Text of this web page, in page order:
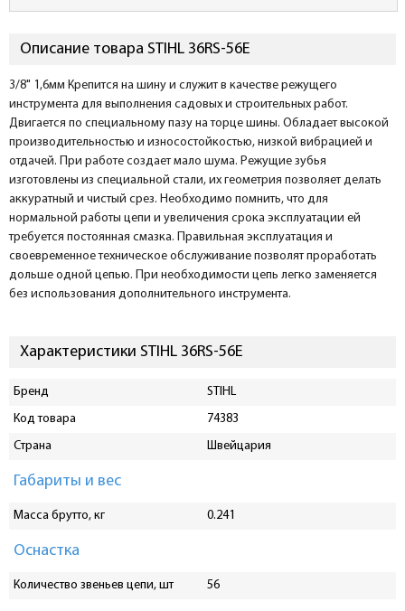
Описание товара STIHL 36RS-56E
3/8" 1,6мм Крепится на шину и служит в качестве режущего
инструмента для выполнения садовых и строительных работ.
Двигается по специальному пазу на торце шины. Обладает высокой
производительностью и износостойкостью, низкой вибрацией и
отдачей. При работе создает мало шума. Режущие зубья
изготовлены из специальной стали, их геометрия позволяет делать
аккуратный и чистый срез. Необходимо помнить, что для
нормальной работы цепи и увеличения срока эксплуатации ей
требуется постоянная смазка. Правильная эксплуатация и
своевременное техническое обслуживание позволят проработать
дольше одной цепью. При необходимости цепь легко заменяется
без использования дополнительного инструмента.
Характеристики STIHL 36RS-56E
Бренд
STIHL
Код товара
74383
Страна
Швейцария
Габариты и вес
Масса брутто, кг 0.241
Оснастка
Количество звеньев цепи, шт 56